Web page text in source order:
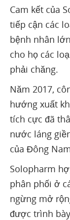
Cam kết của
tiếp cận các
bệnh nhân
cho họ các
phải chăng.
Năm 2017,
hướng xuất
tích cực đã
nước láng
của Đông
Solopharm
phân phối ở
ngừng mở
được trình